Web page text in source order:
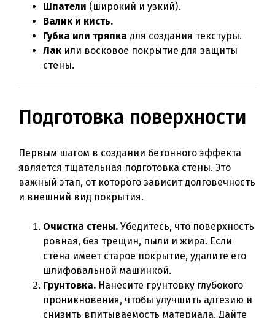
Шпатели (широкий и узкий).
Валик и кисть.
Губка или тряпка для создания текстуры.
Лак или восковое покрытие для защиты
стены.
Подготовка поверхности
Первым шагом в создании бетонного эффекта
является тщательная подготовка стены. Это
важный этап, от которого зависит долговечность
и внешний вид покрытия.
Очистка стены. Убедитесь, что поверхность
ровная, без трещин, пыли и жира. Если
стена имеет старое покрытие, удалите его
шлифовальной машинкой.
Грунтовка. Нанесите грунтовку глубокого
проникновения, чтобы улучшить адгезию и
снизить впитываемость материала. Дайте